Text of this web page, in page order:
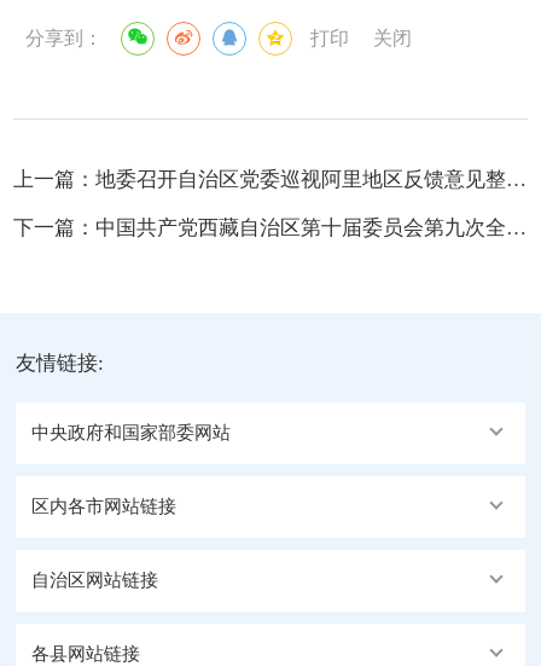
分享到： 打印 关闭
上一篇： 地委召开自治区党委巡视阿里地区反馈意见整改落实工作专题调度会
下一篇： 中国共产党西藏自治区第十届委员会第九次全体会议公报
友情链接:
中央政府和国家部委网站
区内各市网站链接
自治区网站链接
各县网站链接